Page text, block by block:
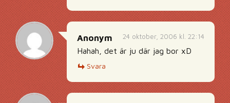
24 oktober, 2006 kl. 22:14
Anonym
Hahah, det är ju där jag bor xD
Svara